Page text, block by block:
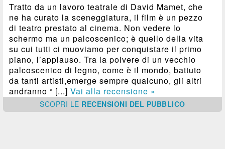
Tratto da un lavoro teatrale di David Mamet, che
ne ha curato la sceneggiatura, il film è un pezzo
di teatro prestato al cinema. Non vedere lo
schermo ma un palcoscenico; è quello della vita
su cui tutti ci muoviamo per conquistare il primo
piano, l’applauso. Tra la polvere di un vecchio
palcoscenico di legno, come è il mondo, battuto
da tanti artisti,emerge sempre qualcuno, gli altri
andranno “ [...]Vai alla recensione »
SCOPRI LE RECENSIONI DEL PUBBLICO